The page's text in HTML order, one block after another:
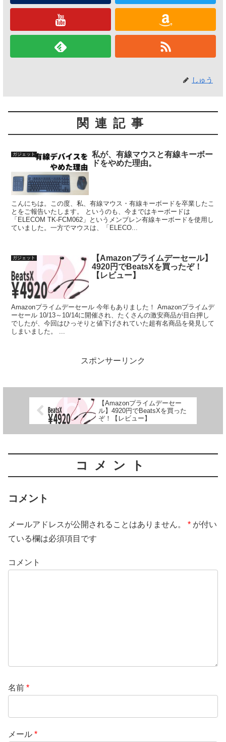
しゅう
関連記事
ガジェット
私が、有線マウスと有線キーボー
ドをやめた理由。
こんにちは。この度、私、有線マウス・有線キーボードを卒業したこ
とをご報告いたします。 というのも、今まではキーボードは
「ELECOM TK-FCM062」というメンブレン有線キーボードを使用し
ていました。一方でマウスは、「ELECO...
ガジェット
【Amazonプライムデーセール】
4920円でBeatsXを買ったぞ！
【レビュー】
Amazonプライムデーセール 今年もありました！ Amazonプライムデ
ーセール 10/13～10/14に開催され、たくさんの激安商品が目白押し
でしたが、今回はひっそりと値下げされていた超有名商品を発見して
しまいました。 ...
スポンサーリンク
【Amazonプライムデーセー
ル】4920円でBeatsXを買った
ぞ！【レビュー】
コメント
コメント
メールアドレスが公開されることはありません。 * が付い
ている欄は必須項目です
コメント
名前 *
メール *